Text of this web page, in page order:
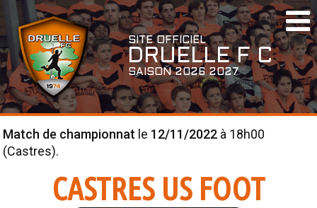
SITE OFFICIEL
DRUELLE FC
SAISON 2026 2027
SAISON
ACTUALITÉS
AGENDA
CONVOCATIONS
DOCUMENTS UTILES
SÉNIORS
Match de championnat le 12/11/2022 à 18h00
(Castres).
CASTRES US FOOT